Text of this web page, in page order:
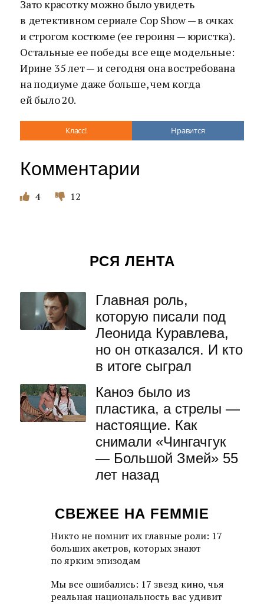
Зато красотку можно было увидеть
в детективном сериале Cop Show — в очках
и строгом костюме (ее героиня — юристка).
Остальные ее победы все еще модельные:
Ирине 35 лет — и сегодня она востребована
на подиуме даже больше, чем когда
ей было 20.
Класс! Нравится
Комментарии
4 12
РСЯ ЛЕНТА
Главная роль,
которую писали под
Леонида Куравлева,
но он отказался. И кто
в итоге сыграл
Каноэ было из
пластика, а стрелы —
настоящие. Как
снимали «Чингачгук
— Большой Змей» 55
лет назад
СВЕЖЕЕ НА FEMMIE
Никто не помнит их главные роли: 17
больших акетров, которых знают
по ярким эпизодам
Мы все ошибались: 17 звезд кино, чья
реальная национальность вас удивит